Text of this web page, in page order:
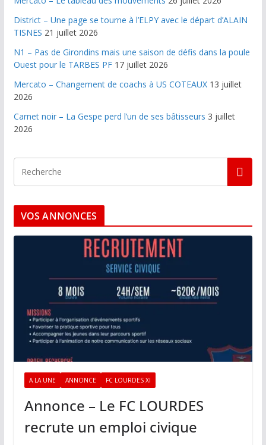
District – Une page se tourne à l’ELPY avec le départ d’ALAIN
TISNES 21 juillet 2026
N1 – Pas de Girondins mais une saison de défis dans la poule
Ouest pour le TARBES PF 17 juillet 2026
Mercato – Changement de coachs à US COTEAUX 13 juillet
2026
Carnet noir – La Gespe perd l’un de ses bâtisseurs 3 juillet
2026
VOS ANNONCES
A LA UNE ANNONCE FC LOURDES XI
Annonce – Le FC LOURDES
recrute un emploi civique